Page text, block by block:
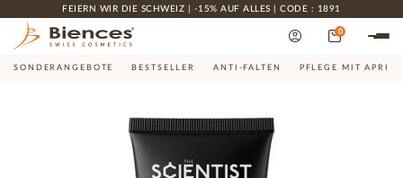
FEIERN WIR DIE SCHWEIZ | -15% AUF ALLES | CODE : 1891
0
SONDERANGEBOTE BESTSELLER ANTI-FALTEN PFLEGE MIT